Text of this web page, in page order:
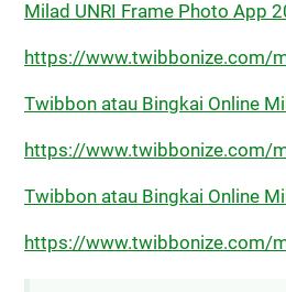
Milad UNRI Frame Photo App
https://www.twibbonize.com/
Twibbon atau Bingkai Online
https://www.twibbonize.com/
Twibbon atau Bingkai Online
https://www.twibbonize.com/